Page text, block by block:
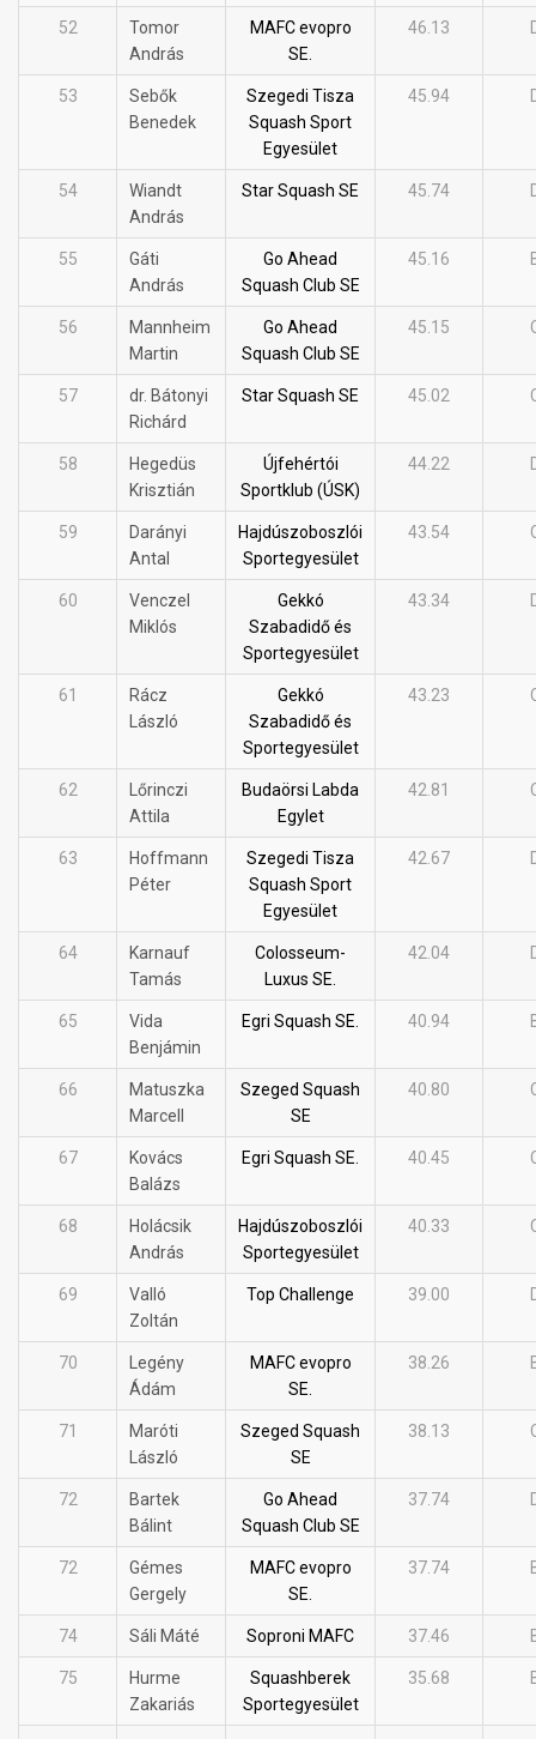
52
Tomor
András
MAFC evopro
SE.
46.13
53
Sebők
Benedek
Szegedi Tisza
Squash Sport
Egyesület
45.94
54
Wiandt
András
Star Squash SE 45.74
55
Gáti
András
Go Ahead
Squash Club SE
45.16
56
Mannheim
Martin
Go Ahead
Squash Club SE
45.15
57
dr. Bátonyi
Richárd
Star Squash SE 45.02
58
Hegedüs
Krisztián
Újfehértói
Sportklub (ÚSK)
44.22
59
Darányi
Antal
Hajdúszoboszlói
Sportegyesület
43.54
60
Venczel
Miklós
Gekkó
Szabadidő és
Sportegyesület
43.34
61
Rácz
László
Gekkó
Szabadidő és
Sportegyesület
43.23
62
Lőrinczi
Attila
Budaörsi Labda
Egylet
42.81
63
Hoffmann
Péter
Szegedi Tisza
Squash Sport
Egyesület
42.67
64
Karnauf
Tamás
Colosseum-
Luxus SE.
42.04
65
Vida
Benjámin
Egri Squash SE. 40.94
66
Matuszka
Marcell
Szeged Squash
SE
40.80
67
Kovács
Balázs
Egri Squash SE. 40.45
68
Holácsik
András
Hajdúszoboszlói
Sportegyesület
40.33
69
Valló
Zoltán
Top Challenge 39.00
70
Legény
Ádám
MAFC evopro
SE.
38.26
71
Maróti
László
Szeged Squash
SE
38.13
72
Bartek
Bálint
Go Ahead
Squash Club SE
37.74
72
Gémes
Gergely
MAFC evopro
SE.
37.74
74 Sáli Máté Soproni MAFC 37.46
75
Hurme
Zakariás
Squashberek
Sportegyesület
35.68